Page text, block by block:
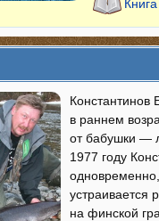
Константинов
в раннем
от бабушки —
1977 году
устраивается
на финской